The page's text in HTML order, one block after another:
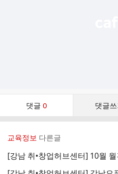
댓글 0 댓글
댓
교육정보 다른글